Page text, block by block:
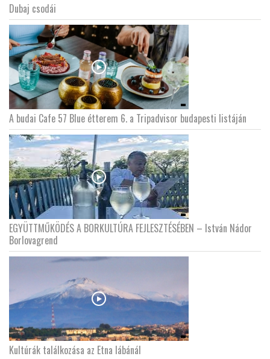
Dubaj csodái
A budai Cafe 57 Blue étterem 6. a Tripadvisor budapesti listáján
EGYÜTTMŰKÖDÉS A BORKULTÚRA FEJLESZTÉSÉBEN – István Nádor
Borlovagrend
Kultúrák találkozása az Etna lábánál